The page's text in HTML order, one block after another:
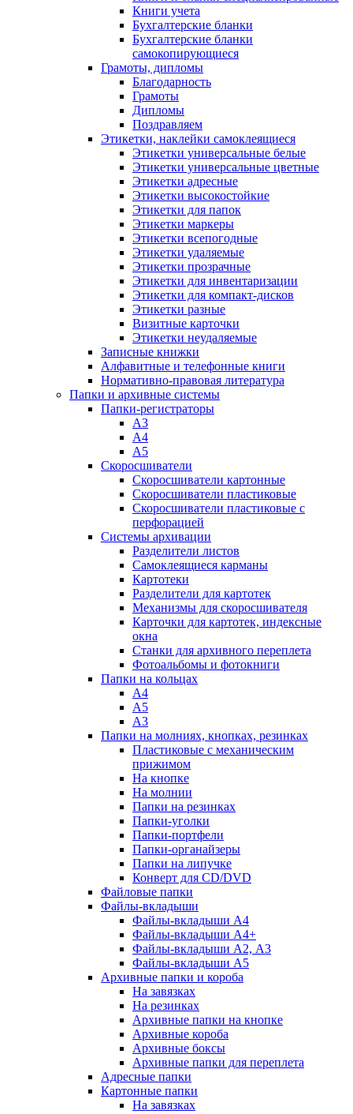
Книги учета
Бухгалтерские бланки
Бухгалтерские бланки
самокопирующиеся
Грамоты, дипломы
Благодарность
Грамоты
Дипломы
Поздравляем
Этикетки, наклейки самоклеящиеся
Этикетки универсальные белые
Этикетки универсальные цветные
Этикетки адресные
Этикетки высокостойкие
Этикетки для папок
Этикетки маркеры
Этикетки всепогодные
Этикетки удаляемые
Этикетки прозрачные
Этикетки для инвентаризации
Этикетки для компакт-дисков
Этикетки разные
Визитные карточки
Этикетки неудаляемые
Записные книжки
Алфавитные и телефонные книги
Нормативно-правовая литература
Папки и архивные системы
Папки-регистраторы
А3
А4
А5
Скоросшиватели
Скоросшиватели картонные
Скоросшиватели пластиковые
Скоросшиватели пластиковые с
перфорацией
Системы архивации
Разделители листов
Самоклеящиеся карманы
Картотеки
Разделители для картотек
Механизмы для скоросшивателя
Карточки для картотек, индексные
окна
Станки для архивного переплета
Фотоальбомы и фотокниги
Папки на кольцах
А4
А5
А3
Папки на молниях, кнопках, резинках
Пластиковые с механическим
прижимом
На кнопке
На молнии
Папки на резинках
Папки-уголки
Папки-портфели
Папки-органайзеры
Папки на липучке
Конверт для CD/DVD
Файловые папки
Файлы-вкладыши
Файлы-вкладыши А4
Файлы-вкладыши А4+
Файлы-вкладыши А2, А3
Файлы-вкладыши А5
Архивные папки и короба
На завязках
На резинках
Архивные папки на кнопке
Архивные короба
Архивные боксы
Архивные папки для переплета
Адресные папки
Картонные папки
На завязках